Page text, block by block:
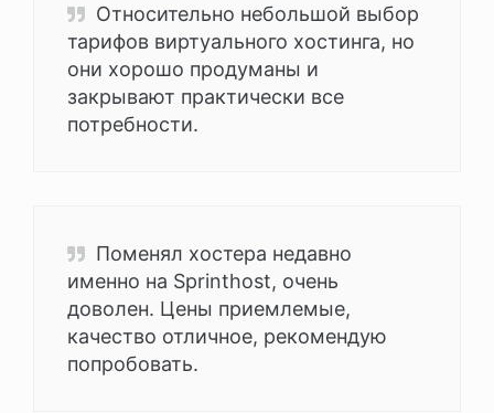
Относительно небольшой выбор
тарифов виртуального хостинга, но
они хорошо продуманы и
закрывают практически все
потребности.
Поменял хостера недавно
именно на Sprinthost, очень
доволен. Цены приемлемые,
качество отличное, рекомендую
попробовать.